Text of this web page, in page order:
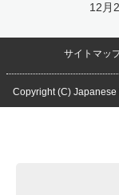
12月
サイトマッ
Copyright (C)